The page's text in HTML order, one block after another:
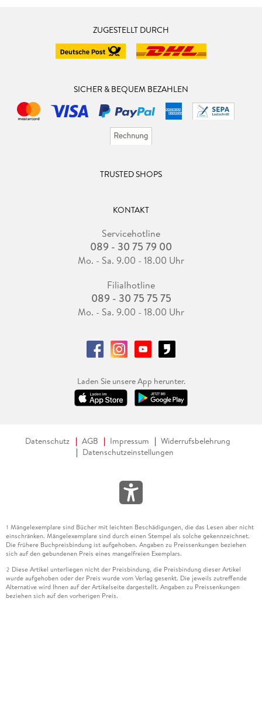
ZUGESTELLT DURCH
SICHER & BEQUEM BEZAHLEN
TRUSTED SHOPS
KONTAKT
Servicehotline
089 - 30 75 79 00
Mo. - Sa. 9.00 - 18.00 Uhr
Filialhotline
089 - 30 75 75 75
Mo. - Sa. 9.00 - 18.00 Uhr
Laden Sie unsere App herunter.
Datenschutz AGB Impressum
Widerrufsbelehrung
Datenschutzeinstellungen
1 Mängelexemplare sind Bücher mit leichten Beschädigungen, die das Lesen aber nicht
einschränken. Mängelexemplare sind durch einen Stempel als solche gekennzeichnet.
Die frühere Buchpreisbindung ist aufgehoben. Angaben zu Preissenkungen beziehen
sich auf den gebundenen Preis eines mangelfreien Exemplars.
2 Diese Artikel unterliegen nicht der Preisbindung, die Preisbindung dieser Artikel
wurde aufgehoben oder der Preis wurde vom Verlag gesenkt. Die jeweils zutreffende
Alternative wird Ihnen auf der Artikelseite dargestellt. Angaben zu Preissenkungen
beziehen sich auf den vorherigen Preis.